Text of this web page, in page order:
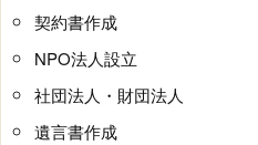
契約書作成
NPO法人設立
社団法人・財団法人
遺言書作成